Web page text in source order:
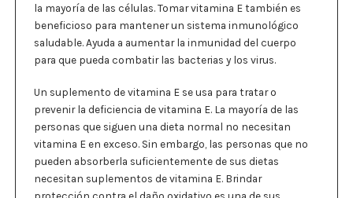
la mayoría de las células. Tomar vitamina E también es
beneficioso para mantener un sistema inmunológico
saludable. Ayuda a aumentar la inmunidad del cuerpo
para que pueda combatir las bacterias y los virus.
Un suplemento de vitamina E se usa para tratar o
prevenir la deficiencia de vitamina E. La mayoría de las
personas que siguen una dieta normal no necesitan
vitamina E en exceso. Sin embargo, las personas que no
pueden absorberla suficientemente de sus dietas
necesitan suplementos de vitamina E. Brindar